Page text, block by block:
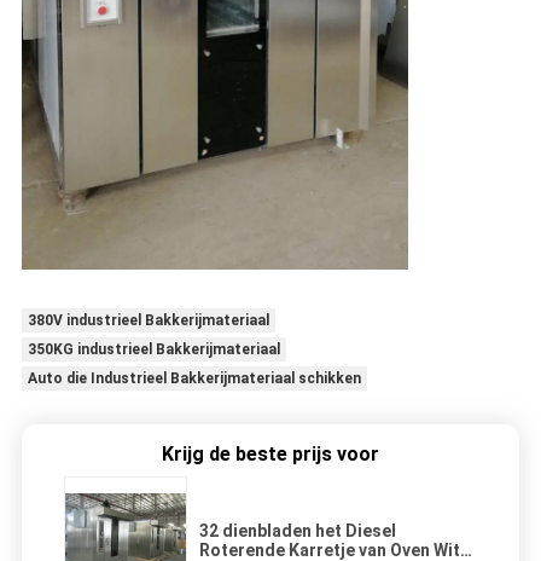
380V industrieel Bakkerijmateriaal
350KG industrieel Bakkerijmateriaal
Auto die Industrieel Bakkerijmateriaal schikken
Krijg de beste prijs voor
32 dienbladen het Diesel
Roterende Karretje van Oven With